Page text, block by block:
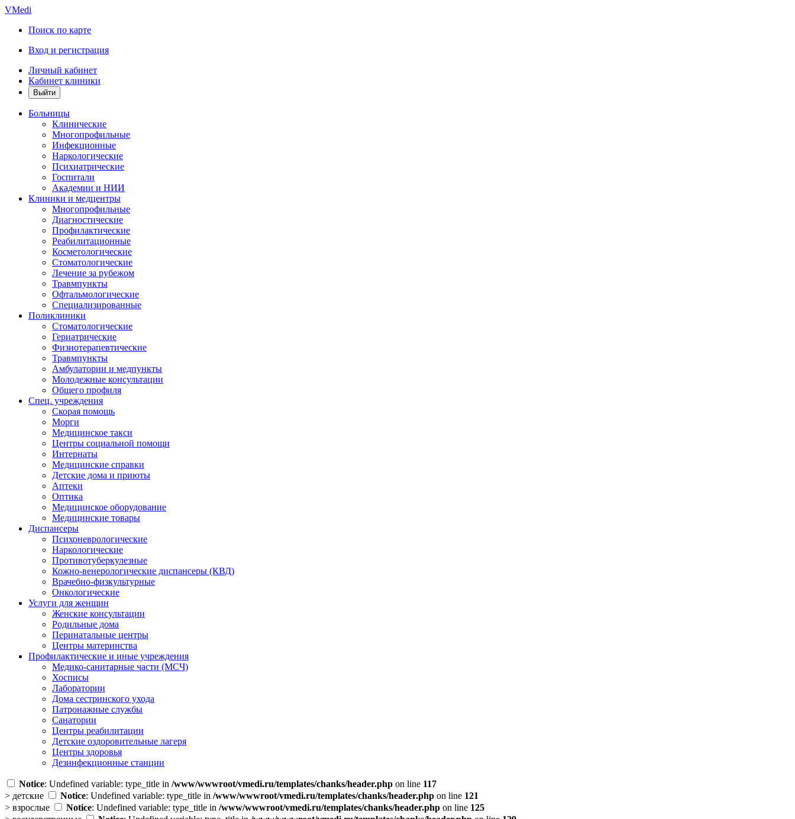
VMedi
Поиск по карте
Вход и регистрация
Личный кабинет
Кабинет клиники
Больницы
Клинические
Многопрофильные
Инфекционные
Наркологические
Психиатрические
Госпитали
Академии и НИИ
Клиники и медцентры
Многопрофильные
Диагностические
Профилактические
Реабилитационные
Косметологические
Стоматологические
Лечение за рубежом
Травмпункты
Офтальмологические
Специализированные
Поликлиники
Стоматологические
Гериатрические
Физиотерапевтические
Травмпункты
Амбулатории и медпункты
Молодежные консультации
Общего профиля
Спец. учреждения
Скорая помощь
Морги
Медицинское такси
Центры социальной помощи
Интернаты
Медицинские справки
Детские дома и приюты
Аптеки
Оптика
Медицинское оборудование
Медицинские товары
Диспансеры
Психоневрологические
Наркологические
Противотуберкулезные
Кожно-венерологические диспансеры (КВД)
Врачебно-физкультурные
Онкологические
Услуги для женщин
Женские консультации
Родильные дома
Перинатальные центры
Центры материнства
Профилактические и иные учреждения
Медико-санитарные части (МСЧ)
Хосписы
Лаборатории
Дома сестринского ухода
Патронажные службы
Санатории
Центры реабилитации
Детские оздоровительные лагеря
Центры здоровья
Дезинфекционные станции
Notice: Undefined variable: type_title in /www/wwwroot/vmedi.ru/templates/chanks/header.php on line 117
> детские Notice: Undefined variable: type_title in /www/wwwroot/vmedi.ru/templates/chanks/header.php on line 121
> взрослые Notice: Undefined variable: type_title in /www/wwwroot/vmedi.ru/templates/chanks/header.php on line 125